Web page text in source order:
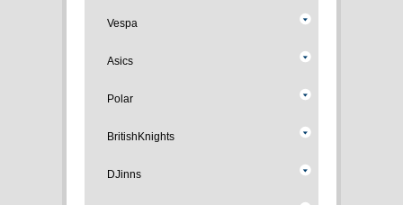
Vespa
Asics
Polar
BritishKnights
DJinns